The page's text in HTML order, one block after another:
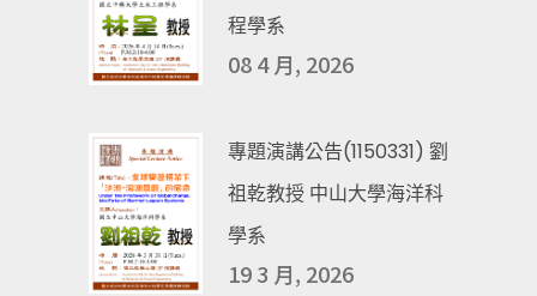
程學系
08 4 月, 2026
專題演講公告(1150331) 劉
祖乾教授 中山大學海洋科
學系
19 3 月, 2026